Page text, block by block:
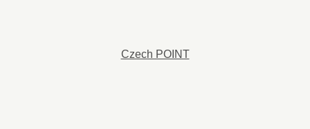
Czech POINT